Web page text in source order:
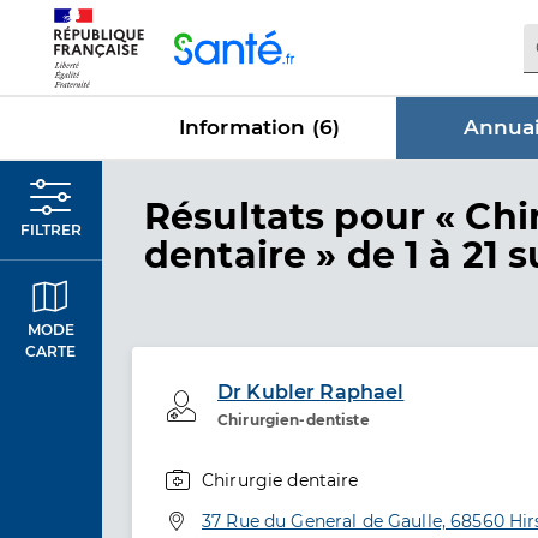
Information (6)
FILTRER
MODE
CARTE
Résultats dans
pour «
dentaire » de 1 à 21
Dr Kubler Raphael
Chirurgien-dentiste
Professionel de santé
Chirurgie dentaire
Adresse
37 Rue du General de Gaulle, 68560
Panneau de gestion des cookies